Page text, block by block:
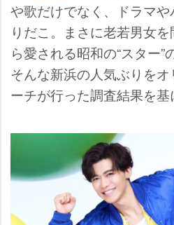
歌だけでなく、ドラマや
りだこ。まさに老若男女
ら愛される昭和の“スター”
そんな新浜の人気ぶりを
ーチが行った調査結果を基